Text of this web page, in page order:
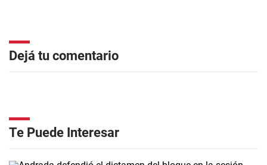
Dejá tu comentario
Te Puede Interesar